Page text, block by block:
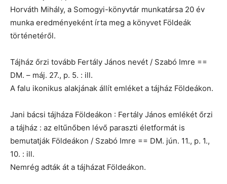
Horváth Mihály, a Somogyi-könyvtár munkatársa 20 év
munka eredményeként írta meg a könyvet Földeák
történetéről.
Tájház őrzi tovább Fertály János nevét / Szabó Imre ==
DM. – máj. 27., p. 5. : ill.
A falu ikonikus alakjának állít emléket a tájház Földeákon.
Jani bácsi tájháza Földeákon : Fertály János emlékét őrzi
a tájház : az eltűnőben lévő paraszti életformát is
bemutatják Földeákon / Szabó Imre == DM. jún. 11., p. 1.,
10. : ill.
Nemrég adták át a tájházat Földeákon.